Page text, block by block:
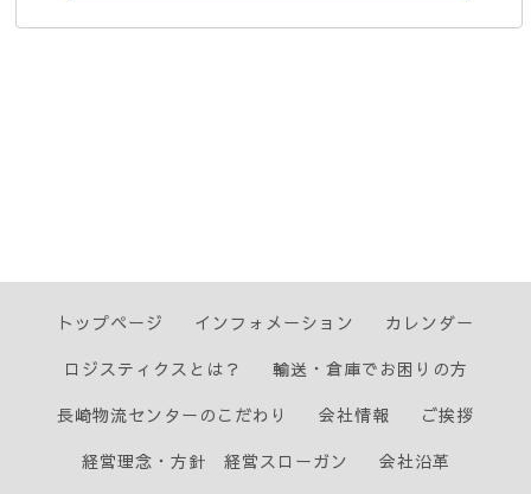
トップページ インフォメーション
カレンダー
ロジスティクスとは？
輸送・倉庫でお困りの方
長崎物流センターのこだわり
会社情報
ご挨拶
経営理念・方針 経営スローガン
会社沿革